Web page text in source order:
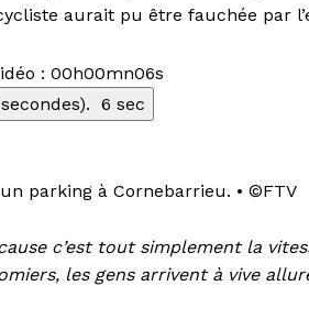
aurait pu être fauchée par
: 00h00mn06s
6 sec
parking à Cornebarrieu. • ©FTV
c’est tout simplement la
les gens arrivent à vive